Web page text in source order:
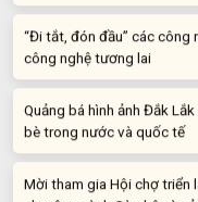
OCOP năm 2025